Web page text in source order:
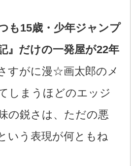
も15歳・少年ジャンプ
』だけの一発屋が22年
すがに漫☆画太郎のメ
しまうほどのエッジ
の鋭さは、ただの悪
いう表現が何ともね